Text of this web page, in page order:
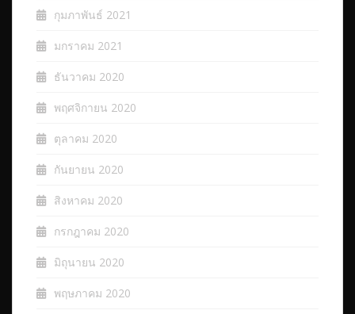
กุมภาพันธ์ 2021
มกราคม 2021
ธันวาคม 2020
พฤศจิกายน 2020
ตุลาคม 2020
กันยายน 2020
สิงหาคม 2020
กรกฎาคม 2020
มิถุนายน 2020
พฤษภาคม 2020